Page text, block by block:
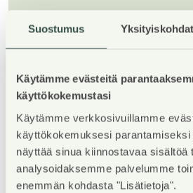
Suostumus Yksityiskohdat
Käytämme evästeitä
käyttökokemustasi
Käytämme verkkosivuillamme
käyttökokemuksesi
näyttää sinua kiinnostavaa sisältöä
analysoidaksemme palvelumme
enemmän kohdasta "Lisätietoja".
Property Introduction